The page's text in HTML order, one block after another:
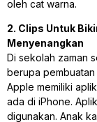
oleh cat warna.
2. Clips Untuk
Menyenangkan
Di sekolah zaman
berupa
Apple memiliki
ada di iPhone.
digunakan. Anak